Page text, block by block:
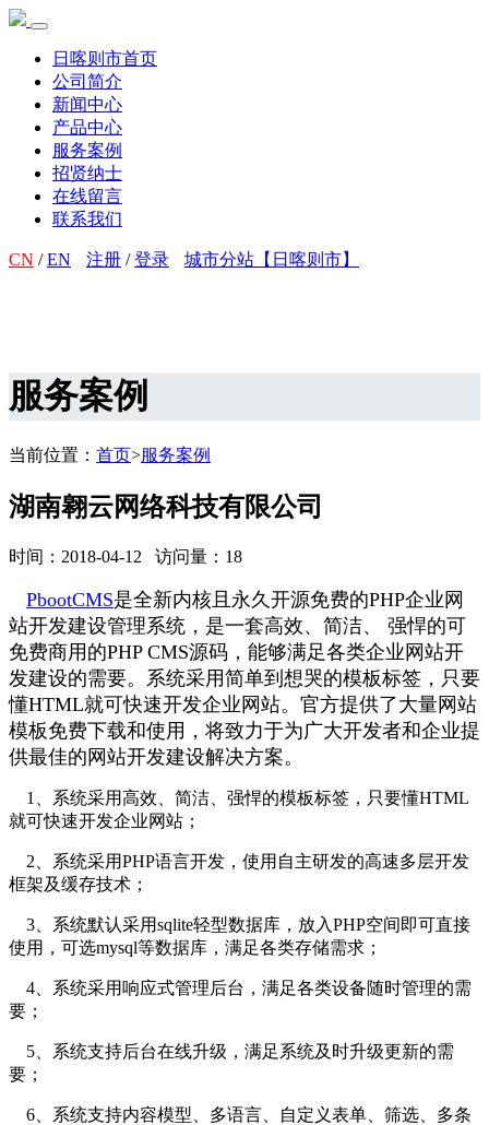
日喀则市首页
公司简介
新闻中心
产品中心
服务案例
招贤纳士
在线留言
联系我们
CN /EN 注册 /登录 城市分站【日喀则市】
服务案例
当前位置： 首页>服务案例
湖南翱云网络科技有限公司
时间：2018-04-12 访问量：18
PbootCMS是全新内核且永久开源免费的PHP企业网
站开发建设管理系统，是一套高效、简洁、 强悍的可
免费商用的PHP CMS源码，能够满足各类企业网站开
发建设的需要。系统采用简单到想哭的模板标签，只要
懂HTML就可快速开发企业网站。官方提供了大量网站
模板免费下载和使用，将致力于为广大开发者和企业提
供最佳的网站开发建设解决方案。
1、系统采用高效、简洁、强悍的模板标签，只要懂HTML
就可快速开发企业网站；
2、系统采用PHP语言开发，使用自主研发的高速多层开发
框架及缓存技术；
3、系统默认采用sqlite轻型数据库，放入PHP空间即可直接
使用，可选mysql等数据库，满足各类存储需求；
4、系统采用响应式管理后台，满足各类设备随时管理的需
要；
5、系统支持后台在线升级，满足系统及时升级更新的需
要；
6、系统支持内容模型、多语言、自定义表单、筛选、多条